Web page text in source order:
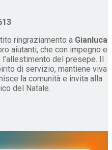
ringraziamento a Gianluca
aiutanti, che con impegno e
del presepe. Il
di servizio, mantiene viva
la comunità e invita alla
del Natale.